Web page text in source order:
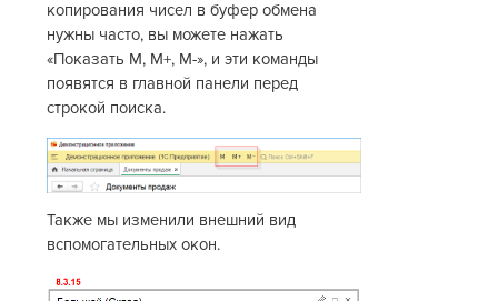
копирования чисел в буфер обмена
нужны часто, вы можете нажать
«Показать М, М+, М-», и эти команды
появятся в главной панели перед
строкой поиска.
Также мы изменили внешний вид
вспомогательных окон.